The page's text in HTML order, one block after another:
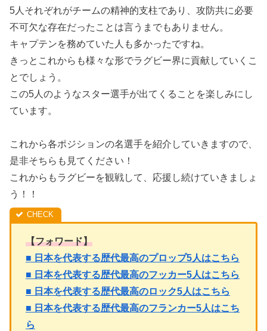
5人それぞれがチームの精神的支柱であり、攻防共に必要
不可欠な存在だったことは言うまでもありません。
キャプテンを務めていた人も多かったですね。
きっとこれからも様々な形でラグビー界に貢献していくこ
とでしょう。
この5人のようなスター選手が出てくることを楽しみにし
ています。
これから各ポジションの名選手を紹介していきますので、
是非そちらも見てください！
これからもラグビーを観戦して、応援し続けていきましょ
う！！
【フォワード】
■ 日本を代表する歴代最高のプロップ5人はこちら
■ 日本を代表する歴代最高のフッカー5人はこちら
■ 日本を代表する歴代最高のロック5人はこちら
■ 日本を代表する歴代最高のフランカー5人はこち
ら